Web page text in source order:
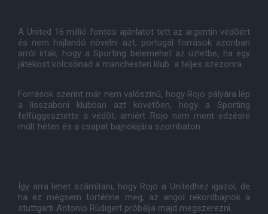
A United 16 millió fontos ajánlatot tett az argentin védõért
és nem hajlandó növelni azt, portugál források azonban
arról írtak, hogy a Sporting belemehet az üzletbe, ha egy
játékost kölcsönad a manchesteri klub a teljes szezonra.
Források szerint már nem valószínû, hogy Rojo pályára lép
a lisszaboni klubban azt követõen, hogy a Sporting
felfüggesztette a védõt, amiért Rojo nem ment edzésre
múlt héten és a csapat bajnokijára szombaton.
Így arra lehet számítani, hogy Rojo a Unitedhez igazol, de
ha ez mégsem történne meg, az angol rekordbajnok a
stuttgarti Antonio Rüdigert próbálja majd megszerezni.